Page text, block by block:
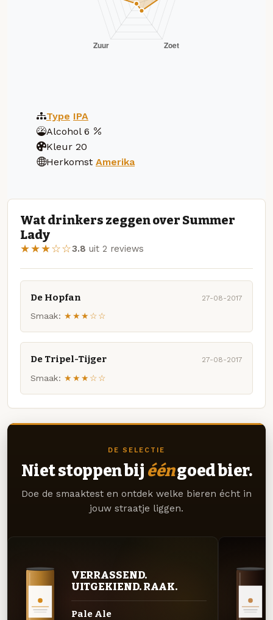
Type IPA
Alcohol 6
Kleur 20
Herkomst Amerika
Wat drinkers zeggen over Summer
Lady
★★★☆☆3.8 uit 2 reviews
De Hopfan 27-08-2017
Smaak: ★★★☆☆
De Tripel-Tijger 27-08-2017
Smaak: ★★★☆☆
DE SELECTIE
Niet stoppen bij ééngoed bier.
Doe de smaaktest en ontdek welke bieren écht in
jouw straatje liggen.
VERRASSEND.
UITGEKIEND. RAAK.
Pale Ale